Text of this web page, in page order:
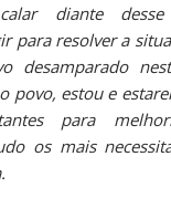
diante desse
para resolver a
desamparado
povo, estou e
para
os mais